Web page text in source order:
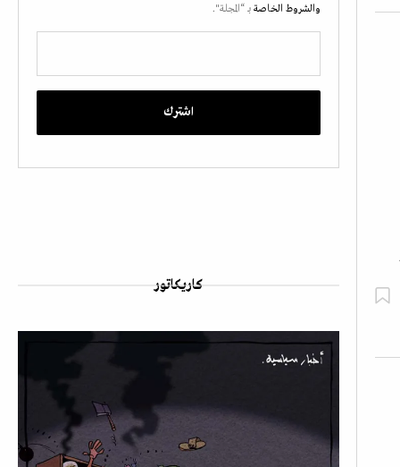
والشروط الخاصة بـ “المجلة".
كاريكاتور